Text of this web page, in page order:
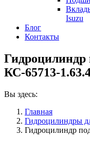
Isuzu
Блог
Контакты
Гидроцилиндр
КС-65713-
Вы здесь:
Главная
Гидроцилиндры
Гидроцилиндр